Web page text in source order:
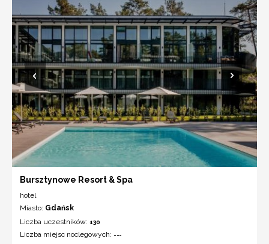
Bursztynowe Resort & Spa
hotel
Miasto: Gdańsk
Liczba uczestników: 130
Liczba miejsc noclegowych: ---